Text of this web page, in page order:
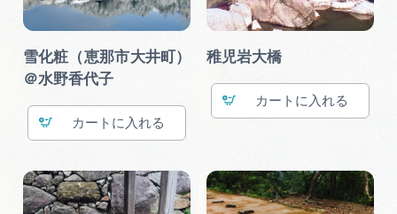
雪化粧（恵那市大井町）
＠水野香代子
カート
稚児岩大橋
カート